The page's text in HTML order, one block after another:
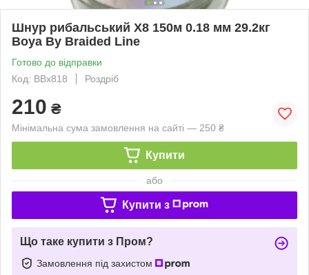
Шнур рибальський X8 150м 0.18 мм 29.2кг
Boya By Braided Line
Готово до відправки
Код: BBx818
Роздріб
210 ₴
Мінімальна сума замовлення на сайті — 250 ₴
Купити
або
Купити з
Що таке купити з Пром?
Замовлення під захистом